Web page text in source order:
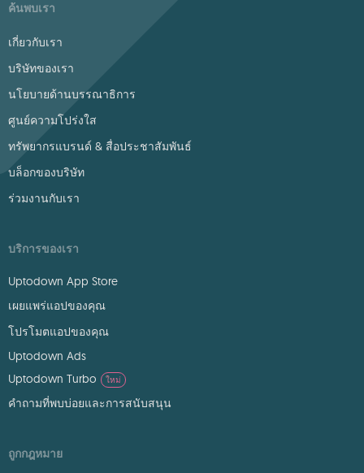
ค้นพบเรา
เกี่ยวกับเรา
บริษัทของเรา
นโยบายด้านบรรณาธิการ
ศูนย์ความโปร่งใส
ทรัพยากรแบรนด์ & สื่อประชาสัมพันธ์
บล็อกของบริษัท
ร่วมงานกับเรา
บริการของเรา
Uptodown App Store
เผยแพร่แอปของคุณ
โปรโมตแอปของคุณ
Uptodown Ads
Uptodown Turbo
ใหม่
คำถามที่พบบ่อยและการสนับสนุน
ถูกกฎหมาย